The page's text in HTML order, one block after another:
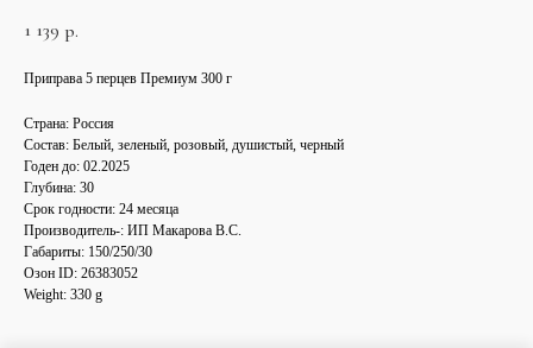
1 139 р.
Приправа 5 перцев Премиум 300 г
Страна: Россия
Состав: Белый, зеленый, розовый, душистый, черный
Годен до: 02.2025
Глубина: 30
Срок годности: 24 месяца
Производитель-: ИП Макарова В.С.
Габариты: 150/250/30
Озон ID: 26383052
Weight: 330 g